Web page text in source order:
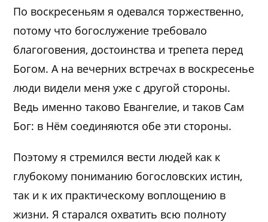
По воскресеньям я одевался торжественно,
потому что богослужение требовало
благоговения, достоинства и трепета перед
Богом. А на вечерних встречах в воскресенье
люди видели меня уже с другой стороны.
Ведь именно таково Евангелие, и таков Сам
Бог: в Нём соединяются обе эти стороны.
Поэтому я стремился вести людей как к
глубокому пониманию богословских истин,
так и к их практическому воплощению в
жизни. Я старался охватить всю полноту